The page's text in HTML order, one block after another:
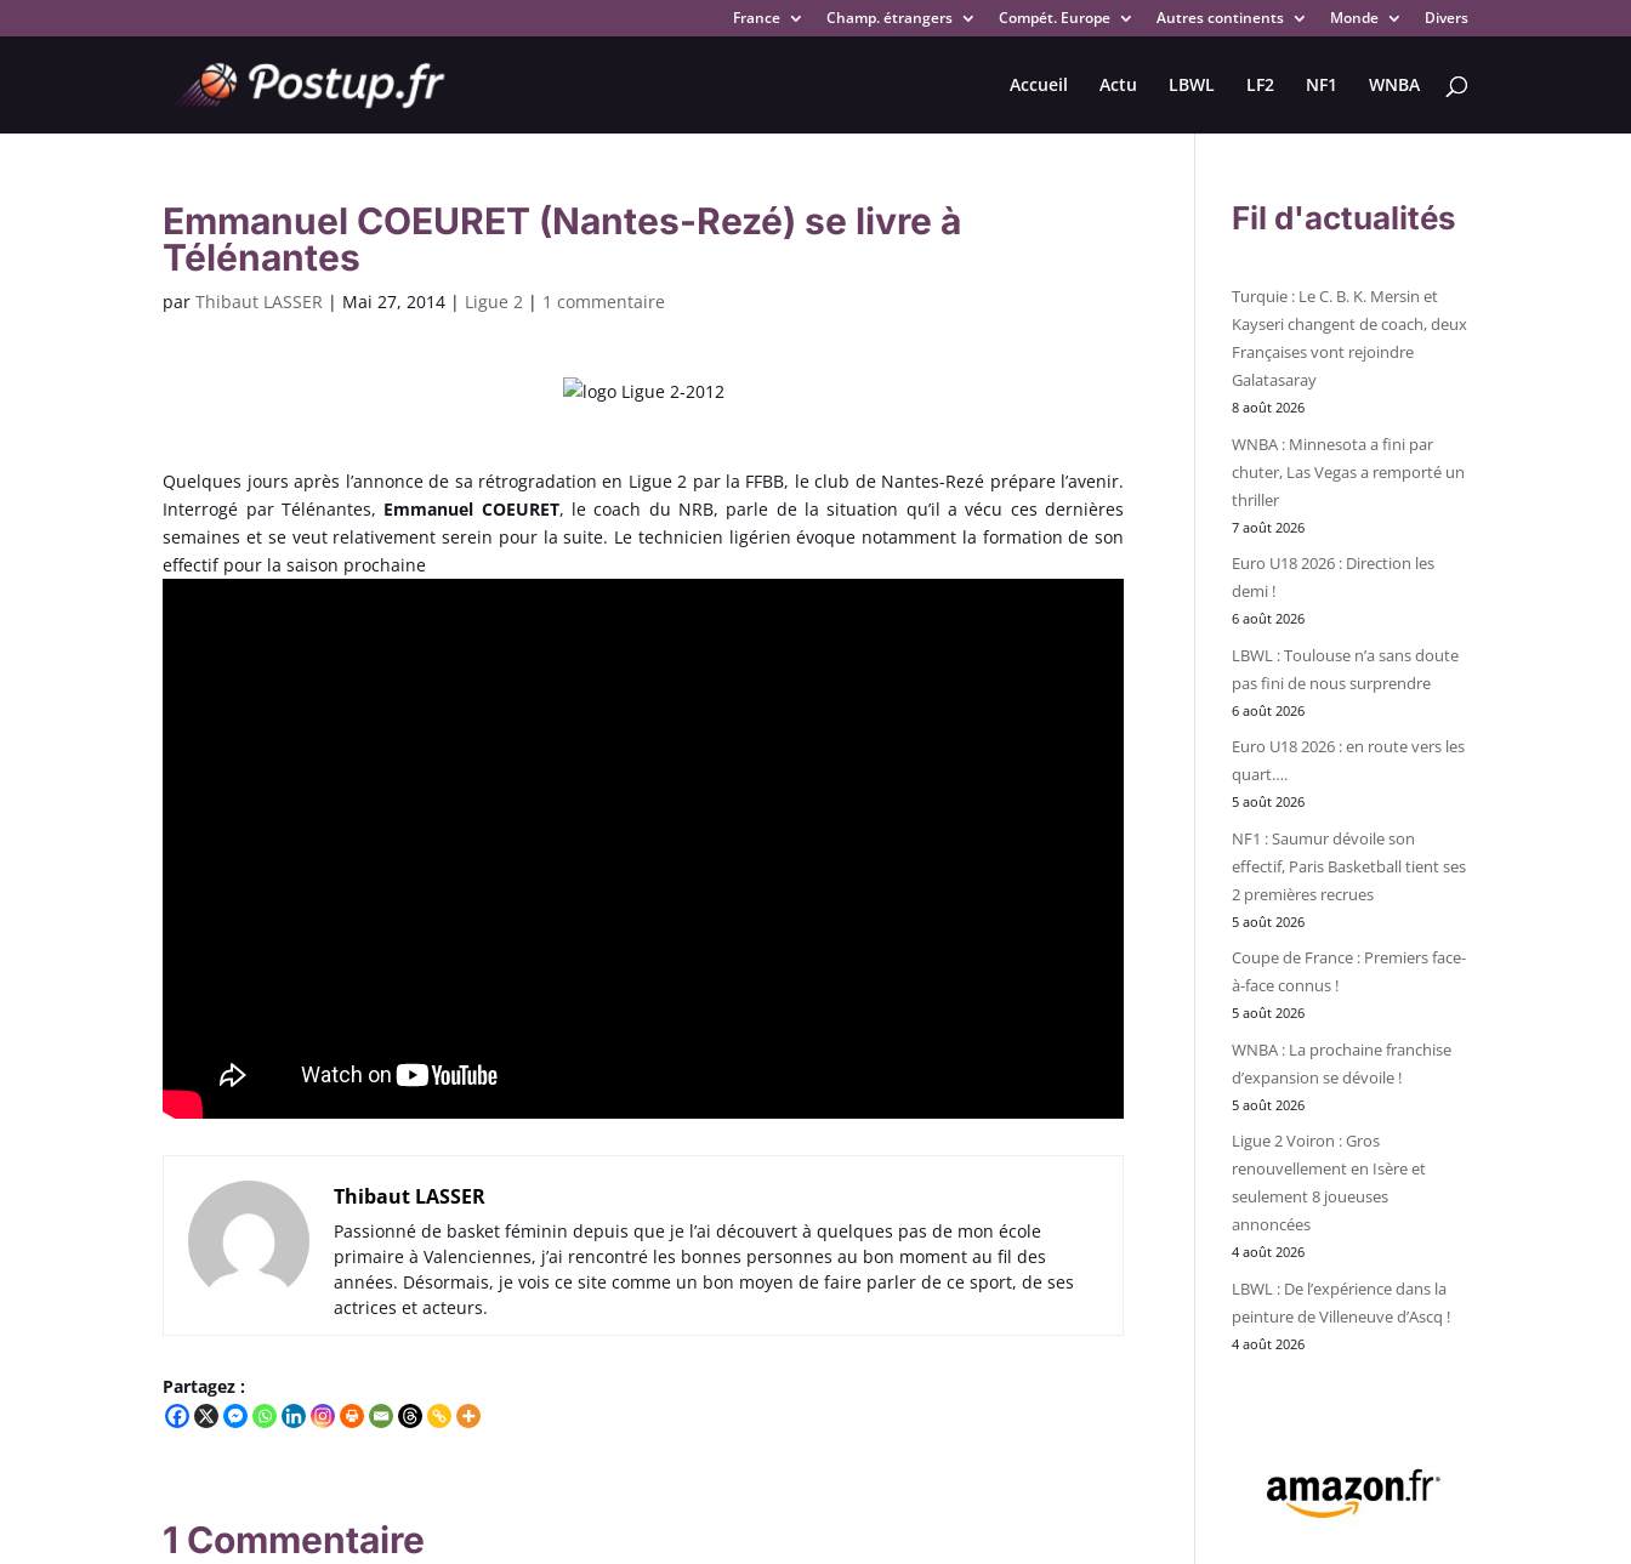
France Champ. étrangers Compét. Europe Autres continents Monde Divers
Accueil Actu LBWL LF2 NF1 WNBA
Emmanuel COEURET (Nantes-Rezé) se livre à
Télénantes
parThibaut LASSER | Mai 27, 2014 | Ligue 2 | 1 commentaire
Quelques jours après l’annonce de sa rétrogradation en Ligue 2 par la FFBB, le club de Nantes-Rezé prépare l’avenir.
Interrogé par Télénantes, Emmanuel COEURET, le coach du NRB, parle de la situation qu’il a vécu ces dernières
semaines et se veut relativement serein pour la suite. Le technicien ligérien évoque notamment la formation de son
effectif pour la saison prochaine
Thibaut LASSER
Passionné de basket féminin depuis que je l’ai découvert à quelques pas de mon école
primaire à Valenciennes, j’ai rencontré les bonnes personnes au bon moment au fil des
années. Désormais, je vois ce site comme un bon moyen de faire parler de ce sport, de ses
actrices et acteurs.
Partagez :
1 Commentaire
Fil d'actualités
Turquie : Le C. B. K. Mersin et
Kayseri changent de coach, deux
Françaises vont rejoindre
Galatasaray
8 août 2026
WNBA : Minnesota a fini par
chuter, Las Vegas a remporté un
thriller
7 août 2026
Euro U18 2026 : Direction les
demi !
6 août 2026
LBWL : Toulouse n’a sans doute
pas fini de nous surprendre
6 août 2026
Euro U18 2026 : en route vers les
quart….
5 août 2026
NF1 : Saumur dévoile son
effectif, Paris Basketball tient ses
2 premières recrues
5 août 2026
Coupe de France : Premiers face-
à-face connus !
5 août 2026
WNBA : La prochaine franchise
d’expansion se dévoile !
5 août 2026
Ligue 2 Voiron : Gros
renouvellement en Isère et
seulement 8 joueuses
annoncées
4 août 2026
LBWL : De l’expérience dans la
peinture de Villeneuve d’Ascq !
4 août 2026